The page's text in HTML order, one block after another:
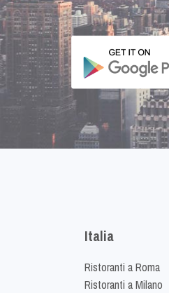
Italia
Ristoranti a Roma
Ristoranti a Milano